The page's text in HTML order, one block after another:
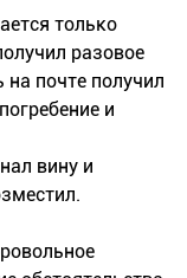
только
разовое
на почте получил
и
вину и